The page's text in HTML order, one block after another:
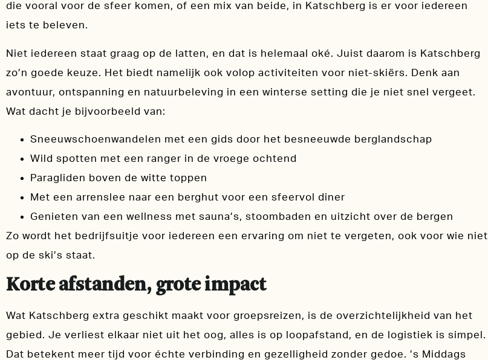
die vooral voor de sfeer komen, of een mix van beide, in Katschberg is er voor iedereen
iets te beleven.
Niet iedereen staat graag op de latten, en dat is helemaal oké. Juist daarom is Katschberg
zo’n goede keuze. Het biedt namelijk ook volop activiteiten voor niet-skiërs. Denk aan
avontuur, ontspanning en natuurbeleving in een winterse setting die je niet snel vergeet.
Wat dacht je bijvoorbeeld van:
Sneeuwschoenwandelen met een gids door het besneeuwde berglandschap
Wild spotten met een ranger in de vroege ochtend
Paragliden boven de witte toppen
Met een arrenslee naar een berghut voor een sfeervol diner
Genieten van een wellness met sauna’s, stoombaden en uitzicht over de bergen
Zo wordt het bedrijfsuitje voor iedereen een ervaring om niet te vergeten, ook voor wie niet
op de ski’s staat.
Korte afstanden, grote impact
Wat Katschberg extra geschikt maakt voor groepsreizen, is de overzichtelijkheid van het
gebied. Je verliest elkaar niet uit het oog, alles is op loopafstand, en de logistiek is simpel.
Dat betekent meer tijd voor échte verbinding en gezelligheid zonder gedoe. ’s Middags